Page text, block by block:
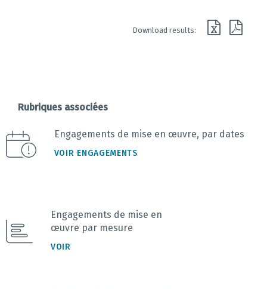
Download results:
Rubriques associées
Engagements de mise en œuvre, par dates
VOIR ENGAGEMENTS
Engagements de mise en
œuvre par mesure
VOIR